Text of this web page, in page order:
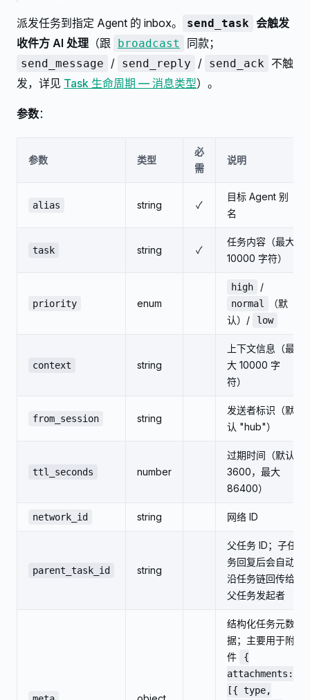
派发任务到指定 Agent 的 inbox。 send_task 会触发
收件方 AI 处理 （跟 broadcast 同款；
send_message / send_reply / send_ack 不触
发，详见 Task 生命周期 — 消息类型）。
参数：
参数 类型
必
需
说明
alias string ✓
目标 Agent 别
名
task string ✓
任务内容（最大
10000 字符）
priority enum
high /
normal
（默
认）/
low
context string
上下文信息（最
大 10000 字
符）
from_session string
发送者标识（默
认 "hub"）
ttl_seconds number
过期时间（默认
3600，最大
86400）
network_id string 网络 ID
parent_task_id string
父任务 ID；子任
务回复后会自动
沿任务链回传给
父任务发起者
结构化任务元数
据；主要用于附
件
{
attachments:
[{ type,